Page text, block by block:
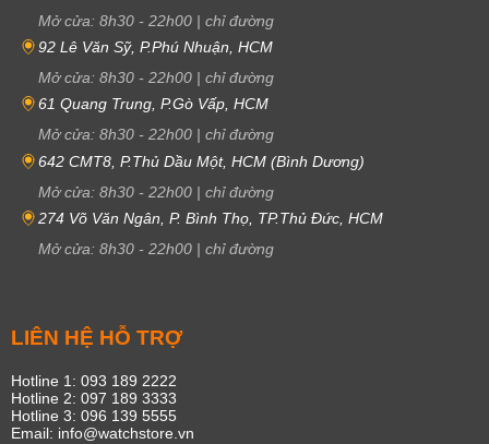
Mở cửa: 8h30 - 22h00 | chỉ đường
92 Lê Văn Sỹ, P.Phú Nhuận, HCM
Mở cửa: 8h30 - 22h00 | chỉ đường
61 Quang Trung, P.Gò Vấp, HCM
Mở cửa: 8h30 - 22h00 | chỉ đường
642 CMT8, P.Thủ Dầu Một, HCM (Bình Dương)
Mở cửa: 8h30 - 22h00 | chỉ đường
274 Võ Văn Ngân, P. Bình Thọ, TP.Thủ Đức, HCM
Mở cửa: 8h30 - 22h00 | chỉ đường
LIÊN HỆ HỖ TRỢ
Hotline 1: 093 189 2222
Hotline 2: 097 189 3333
Hotline 3: 096 139 5555
Email: info@watchstore.vn